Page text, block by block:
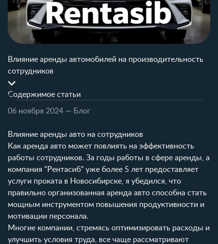
Влияние аренды автомобилей на производительность
сотрудников
Содержимое статьи
06 ноября 2024 — Блог
Влияние аренды авто на сотрудников
Как аренда авто может повлиять на эффективность
работы сотрудников. За годы работы в сфере аренды, а
компания "Рентасиб" уже более 5 лет предоставляет
услуги проката в Новосибирске, я убедился, что
правильно организованная аренда авто способна стать
мощным инструментом повышения продуктивности и
мотивации персонала.
Многие компании, стремясь оптимизировать расходы и
улучшить условия труда, все чаще рассматривают